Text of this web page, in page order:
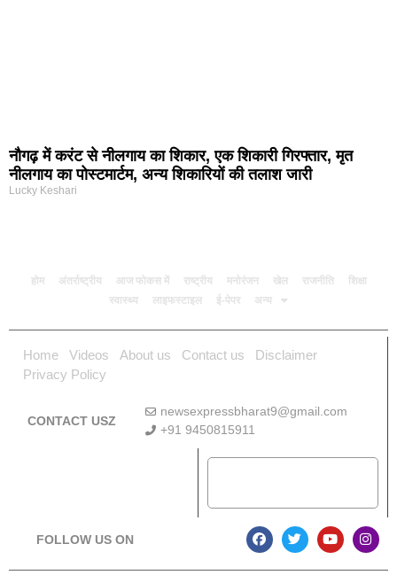
नौगढ़ में करंट से नीलगाय का शिकार, एक शिकारी गिरफ्तार, मृत
नीलगाय का पोस्टमार्टम, अन्य शिकारियों की तलाश जारी
Lucky Keshari
होम अंतर्राष्ट्रीय आज फोकस में राष्ट्रीय मनोरंजन खेल राजनीति
शिक्षा
स्वास्थ्य
लाइफस्टाइल ई-पेपर अन्य
Home Videos About us Contact us
Disclaimer
Privacy Policy
CONTACT USZ
newsexpressbharat9@gmail.com
+91 9450815911
FOLLOW US ON